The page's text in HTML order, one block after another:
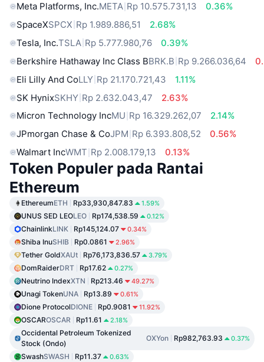
Meta Platforms, Inc.META Rp 10.575.731,13
0.36%
SpaceXSPCX Rp 1.989.886,51
2.68%
Tesla, Inc.TSLA Rp 5.777.980,76
0.39%
Berkshire Hathaway Inc Class BBRK.B Rp 9.266.036,64
Eli Lilly And CoLLY Rp 21.170.721,43
1.11%
SK HynixSKHY Rp 2.632.043,47
2.63%
Micron Technology IncMU Rp 16.329.262,07
2.14%
JPmorgan Chase & CoJPM Rp 6.393.808,52
0.56%
Walmart IncWMT Rp 2.008.179,13 0.13%
Token Populer pada Rantai
Ethereum
EthereumETH Rp33,930,847.83 1.59%
UNUS SED LEOLEO Rp174,538.59 0.12%
ChainlinkLINK Rp145,124.07 0.34%
Shiba InuSHIB Rp0.0861 2.96%
Tether GoldXAUt Rp76,173,836.57 3.79%
DomRaiderDRT Rp17.62 0.27%
Neutrino IndexXTN Rp213.46 49.27%
Unagi TokenUNA Rp13.89 0.61%
Dione ProtocolDIONE Rp0.9081 11.92%
OSCAROSCAR Rp11.61 2.18%
Occidental Petroleum Tokenized
Stock (Ondo)
OXYon Rp982,763.93 0.37%
SwashSWASH Rp11.37 0.63%